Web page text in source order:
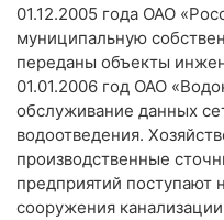
01.12.2005 года ОАО
муниципальную
переданы объекты
01.01.2006 год ОАО
обслуживание данных
водоотведения.
производственные
предприятий поступают
сооружения